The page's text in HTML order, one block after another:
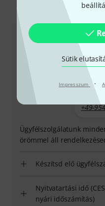
Sütik
Impresszum ·
Így
+49-
Ügyfélszolgálatunk
örömmel áll
Készítsd elő
Nyitvatartási idő
nyári időszámítás)